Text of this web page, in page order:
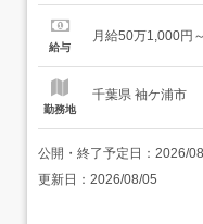
を「売りたい」と
POINT> とにかく
給与
月給50万1,000円～
勤務地
千葉県 袖ケ浦市
公開・終了予定日： 2026/
更新日： 2026/08/05